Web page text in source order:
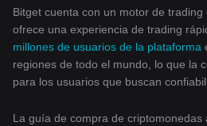
Bitget cuenta con un motor de trading
ofrece una experiencia de trading
millones de usuarios de la plataforma
regiones de todo el mundo, lo que la
para los usuarios que buscan
La guía de compra de criptomonedas